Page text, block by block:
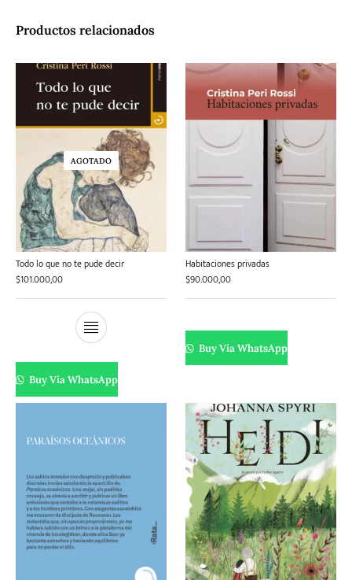
Productos relacionados
AGOTADO
Todo lo que no te pude decir
$101.000,00
Buy Via WhatsApp
Habitaciones privadas
$90.000,00
Buy Via WhatsApp